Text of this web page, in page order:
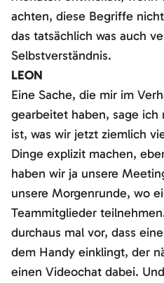
achten, diese Begriffe
das tatsächlich was auch
Selbstverständnis.
LEON
Eine Sache, die mir im
gearbeitet haben, sage
ist, was wir jetzt ziemlich
Dinge explizit machen,
haben wir ja unsere
unsere Morgenrunde, wo
Teammitglieder
durchaus mal vor, dass
dem Handy einklingt, der
einen Videochat dabei.